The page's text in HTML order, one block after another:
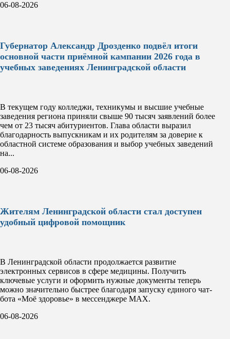
06-08-2026
Губернатор Александр Дрозденко подвёл итоги
основной части приёмной кампании 2026 года в
учебных заведениях Ленинградской области
В текущем году колледжи, техникумы и высшие учебные
заведения региона приняли свыше 90 тысяч заявлений более
чем от 23 тысяч абитуриентов. Глава области выразил
благодарность выпускникам и их родителям за доверие к
областной системе образования и выбор учебных заведений
на...
06-08-2026
Жителям Ленинградской области стал доступен
удобный цифровой помощник
В Ленинградской области продолжается развитие
электронных сервисов в сфере медицины. Получить
ключевые услуги и оформить нужные документы теперь
можно значительно быстрее благодаря запуску единого чат-
бота «Моё здоровье» в мессенджере MAX.
06-08-2026